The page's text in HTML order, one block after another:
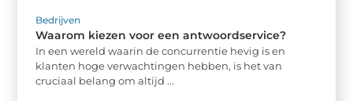
Bedrijven
Waarom kiezen voor een antwoordservice?
In een wereld waarin de concurrentie hevig is en
klanten hoge verwachtingen hebben, is het van
cruciaal belang om altijd ...